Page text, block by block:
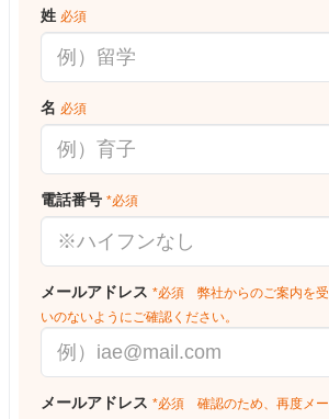
姓 必須
名 必須
電話番号 *必須
メールアドレス *必須 弊社からのご案内を
いのないようにご確認ください。
メールアドレス *必須 確認のため、再度メ